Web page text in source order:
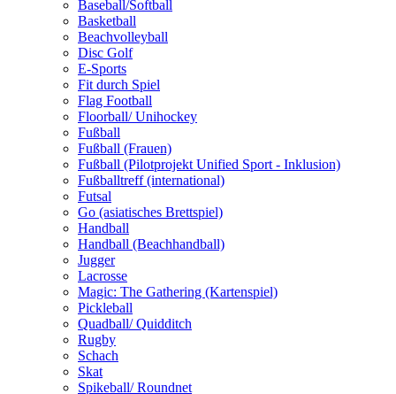
Baseball/Softball
Basketball
Beachvolleyball
Disc Golf
E-Sports
Fit durch Spiel
Flag Football
Floorball/ Unihockey
Fußball
Fußball (Frauen)
Fußball (Pilotprojekt Unified Sport - Inklusion)
Fußballtreff (international)
Futsal
Go (asiatisches Brettspiel)
Handball
Handball (Beachhandball)
Jugger
Lacrosse
Magic: The Gathering (Kartenspiel)
Pickleball
Quadball/ Quidditch
Rugby
Schach
Skat
Spikeball/ Roundnet